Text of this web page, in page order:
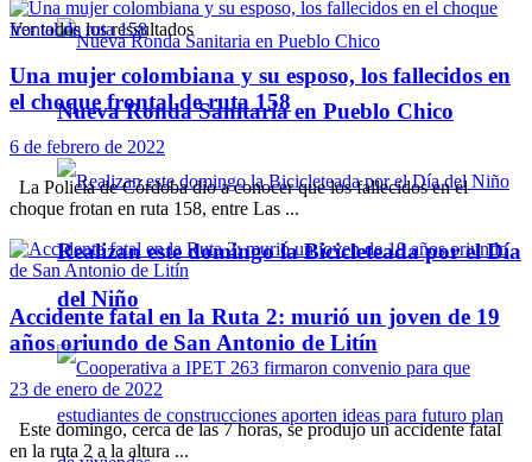
Nueva Ronda Sanitaria en Pueblo Chico
Realizan este domingo la Bicicleteada por el Día
del Niño
Ver todos los ressultados
Una mujer colombiana y su esposo, los fallecidos en
el choque frontal de ruta 158
6 de febrero de 2022
La Policía de Córdoba dio a conocer que los fallecidos en el
choque frotan en ruta 158, entre Las ...
Accidente fatal en la Ruta 2: murió un joven de 19
años oriundo de San Antonio de Litín
23 de enero de 2022
Este domingo, cerca de las 7 horas, se produjo un accidente fatal
en la ruta 2 a la altura ...